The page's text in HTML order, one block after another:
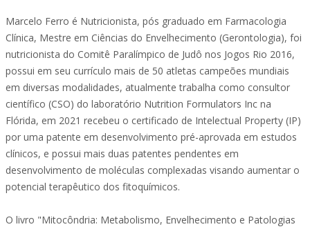
Marcelo Ferro é Nutricionista, pós graduado em Farmacologia
Clínica, Mestre em Ciências do Envelhecimento (Gerontologia), foi
nutricionista do Comitê Paralímpico de Judô nos Jogos Rio 2016,
possui em seu currículo mais de 50 atletas campeões mundiais
em diversas modalidades, atualmente trabalha como consultor
científico (CSO) do laboratório Nutrition Formulators Inc na
Flórida, em 2021 recebeu o certificado de Intelectual Property (IP)
por uma patente em desenvolvimento pré-aprovada em estudos
clínicos, e possui mais duas patentes pendentes em
desenvolvimento de moléculas complexadas visando aumentar o
potencial terapêutico dos fitoquímicos.
O livro "Mitocôndria: Metabolismo, Envelhecimento e Patologias